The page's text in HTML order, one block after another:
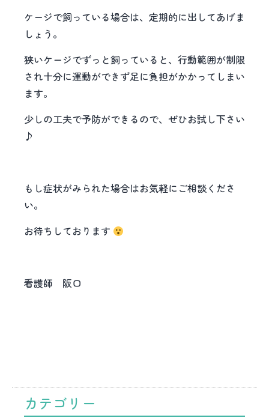
ケージで飼っている場合は、定期的に出してあげま
しょう。
狭いケージでずっと飼っていると、行動範囲が制限
され十分に運動ができず足に負担がかかってしまい
ます。
少しの工夫で予防ができるので、ぜひお試し下さい
♪
もし症状がみられた場合はお気軽にご相談くださ
い。
お待ちしております
看護師 阪口
カテゴリー